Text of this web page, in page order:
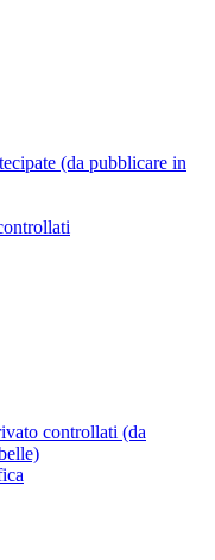
(da pubblicare in
controllati (da